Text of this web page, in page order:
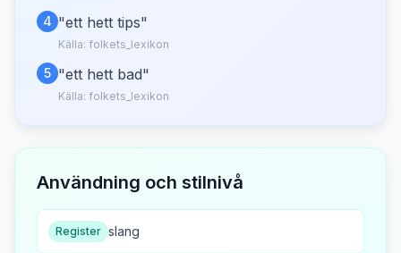
4 "ett hett tips"
Källa: folkets_lexikon
5 "ett hett bad"
Källa: folkets_lexikon
Användning och stilnivå
Register slang